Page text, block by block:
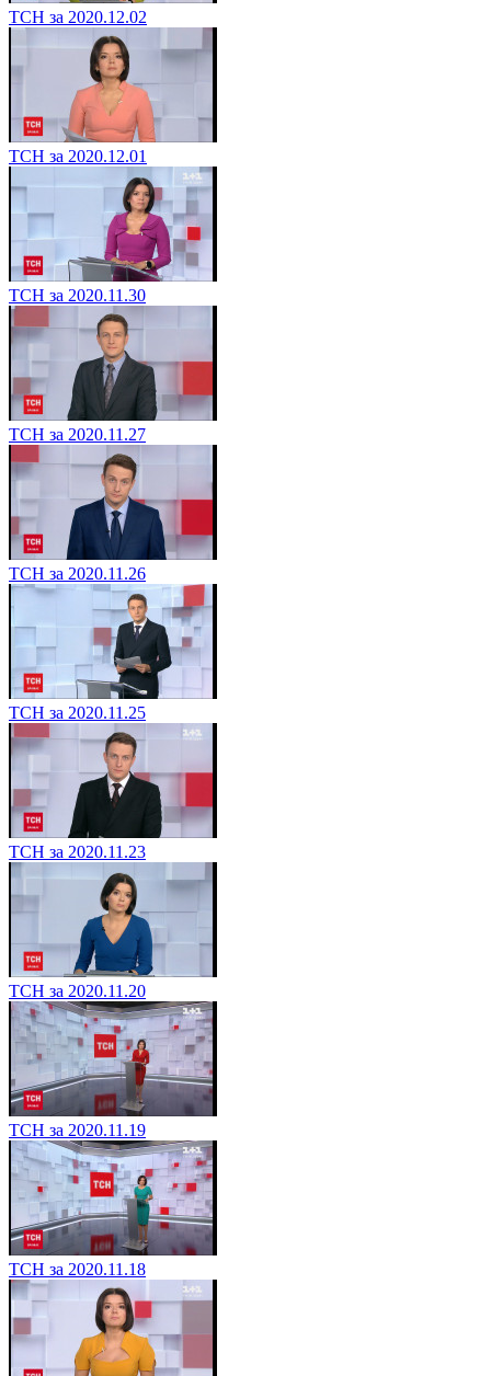
ТСН за 2020.12.02
ТСН за 2020.12.01
ТСН за 2020.11.30
ТСН за 2020.11.27
ТСН за 2020.11.26
ТСН за 2020.11.25
ТСН за 2020.11.23
ТСН за 2020.11.20
ТСН за 2020.11.19
ТСН за 2020.11.18